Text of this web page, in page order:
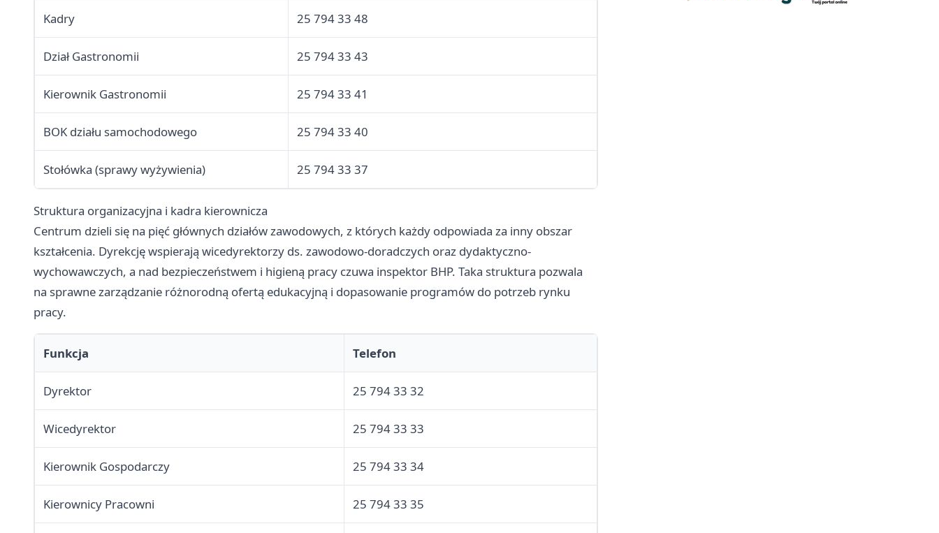
Kadry 25 794 33 48
Dział Gastronomii 25 794 33 43
Kierownik Gastronomii 25 794 33 41
BOK działu samochodowego 25 794 33 40
Stołówka (sprawy wyżywienia) 25 794 33 37
Struktura organizacyjna i kadra kierownicza
Centrum dzieli się na pięć głównych działów zawodowych, z których każdy odpowiada za inny obszar
kształcenia. Dyrekcję wspierają wicedyrektorzy ds. zawodowo-doradczych oraz dydaktyczno-
wychowawczych, a nad bezpieczeństwem i higieną pracy czuwa inspektor BHP. Taka struktura pozwala
na sprawne zarządzanie różnorodną ofertą edukacyjną i dopasowanie programów do potrzeb rynku
pracy.
Funkcja Telefon
Dyrektor 25 794 33 32
Wicedyrektor 25 794 33 33
Kierownik Gospodarczy 25 794 33 34
Kierownicy Pracowni 25 794 33 35